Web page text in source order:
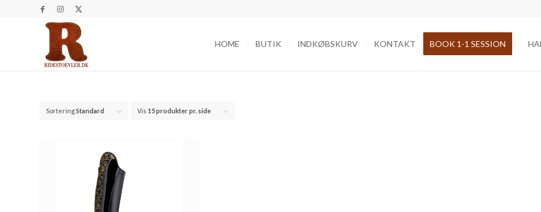
HOME BUTIK INDKØBSKURV KONTAKT BOOK 1-1 SESSION
SorteringStandard Vis 15 produkter pr. side